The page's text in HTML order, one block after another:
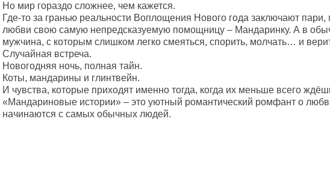
Но мир гораздо сложнее, чем кажется.
Где-то за гранью реальности Воплощения Нового года заключают пари,
любви свою самую непредсказуемую помощницу – Мандаринку. А в
мужчина, с которым слишком легко смеяться, спорить, молчать… и
Случайная встреча.
Новогодняя ночь, полная тайн.
Коты, мандарины и глинтвейн.
И чувства, которые приходят именно тогда, когда их меньше всего
«Мандариновые истории» – это уютный романтический ромфант о
начинаются с самых обычных людей.